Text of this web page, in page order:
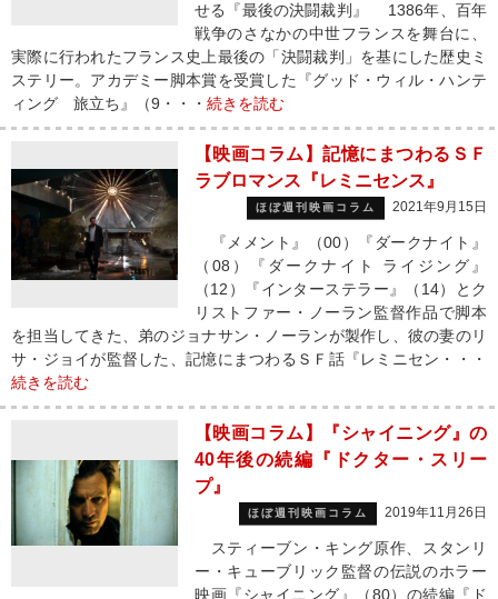
せる『最後の決闘裁判』 1386年、百年
戦争のさなかの中世フランスを舞台に、
実際に行われたフランス史上最後の「決闘裁判」を基にした歴史ミ
ステリー。アカデミー脚本賞を受賞した『グッド・ウィル・ハンテ
ィング 旅立ち』（9・・・ 続きを読む
【映画コラム】記憶にまつわるＳＦ
ラブロマンス『レミニセンス』
ほぼ週刊映画コラム 2021年9月15日
『メメント』（00）『ダークナイト』
（08）『ダークナイト ライジング』
（12）『インターステラー』（14）とク
リストファー・ノーラン監督作品で脚本
を担当してきた、弟のジョナサン・ノーランが製作し、彼の妻のリ
サ・ジョイが監督した、記憶にまつわるＳＦ話『レミニセン・・・
続きを読む
【映画コラム】『シャイニング』の
40年後の続編『ドクター・スリー
プ』
ほぼ週刊映画コラム 2019年11月26日
スティーブン・キング原作、スタンリ
ー・キューブリック監督の伝説のホラー
映画『シャイニング』（80）の続編『ド